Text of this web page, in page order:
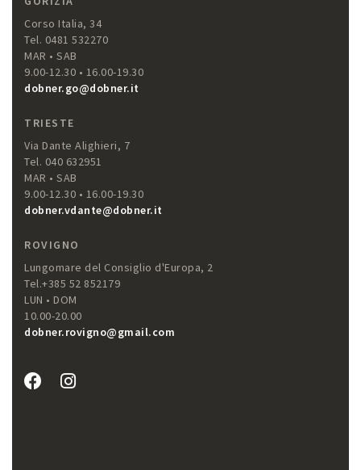
Corso Italia, 34
Tel. 0481 532270
MAR • SAB
9.00-12.30 • 16.00-19.30
dobner.go@dobner.it
TRIESTE
Via Dante Alighieri, 7
Tel. 040 632951
MAR • SAB
9.00-12.30 • 16.00-19.30
dobner.vdante@dobner.it
ROVIGNO
Lungomare del Consiglio d'Europa, 2
Tel.+385 52 852179
LUN • DOM
10.00-20.00
dobner.rovigno@gmail.com